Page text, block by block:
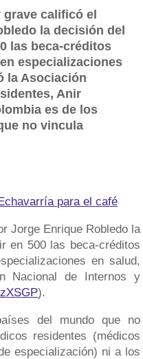
calificó el
la decisión del
las beca-créditos
especializaciones
la Asociación
Anir
es de los
no vincula
Jorge Enrique Robledo la
en 500 las beca-créditos
en salud,
Nacional de Internos y
).
del mundo que no
residentes (médicos
especialización) ni a los